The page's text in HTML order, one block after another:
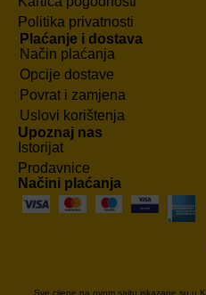
Politika privatnosti
Plaćanje i dostava
Način plaćanja
Opcije dostave
Povrat i zamjena
Uslovi korištenja
Upoznaj nas
Istorijat
Prodavnice
Načini plaćanja
Sve cijene na ovom sajtu iskazane su u